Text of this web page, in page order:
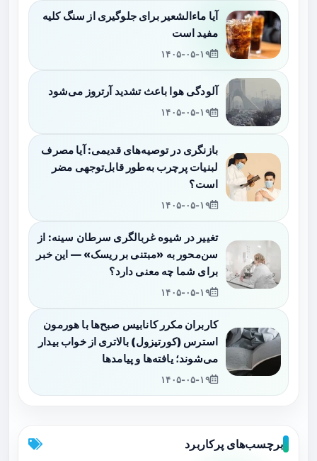
آیا ماءالشعیر برای جلوگیری از سنگ کلیه
مفید است
۱۴۰۵-۰۵-۱۹
آلودگی هوا باعث تشدید آرتروز می‌شود
۱۴۰۵-۰۵-۱۹
بازنگری در توصیه‌های قدیمی: آیا مصرف
لبنیات پرچرب به‌طور قابل‌توجهی مضر
است؟
۱۴۰۵-۰۵-۱۹
تغییر در شیوه غربالگری سرطان سینه: از
سن‌محور به «مبتنی بر ریسک» — این خبر
برای شما چه معنی دارد؟
۱۴۰۵-۰۵-۱۹
کاربران مکرر کانابیس صبح‌ها با هورمون
استرس (کورتیزول) بالاتری از خواب بیدار
می‌شوند؛ یافته‌ها و پیامدها
۱۴۰۵-۰۵-۱۹
برچسب‌های پرکاربرد